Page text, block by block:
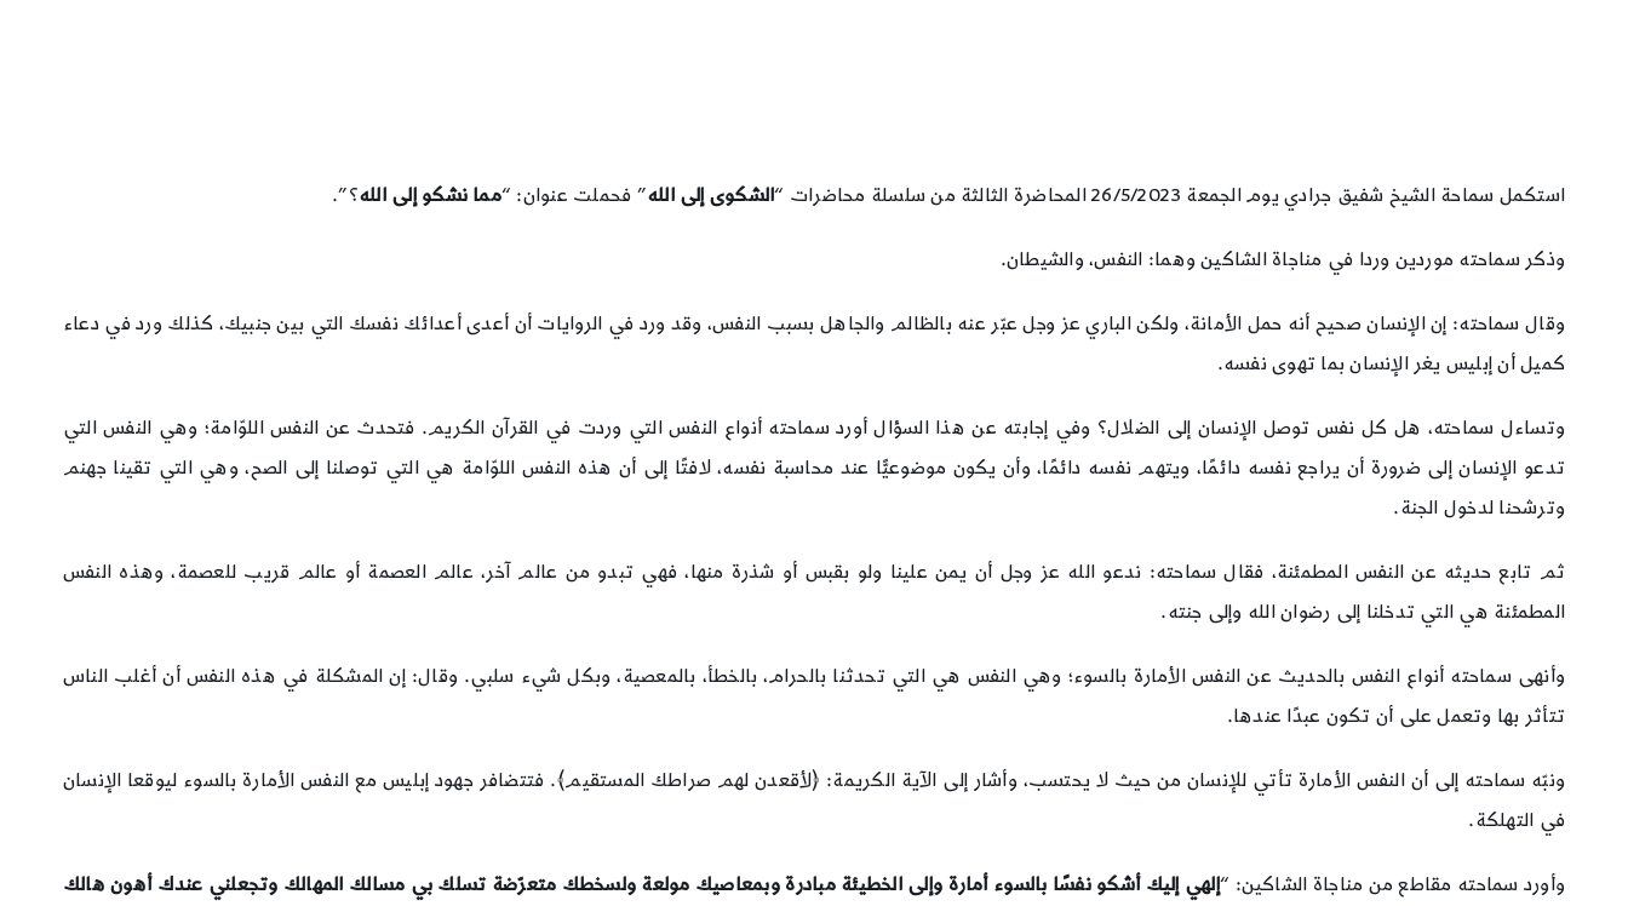
استكمل سماحة الشيخ شفيق جرادي يوم الجمعة 26/5/2023 المحاضرة الثالثة من سلسلة محاضرات “ الشكوى إلى الله” فحملت عنوان: “مما نشكو إلى الله؟”.
وذكر سماحته موردين وردا في مناجاة الشاكين وهما: النفس، والشيطان.
وقال سماحته: إن الإنسان صحيح أنه حمل الأمانة، ولكن الباري عز وجل عبّر عنه بالظالم والجاهل بسبب النفس، وقد ورد في الروايات أن أعدى أعدائك نفسك التي بين جنبيك، كذلك ورد في دعاء
كميل أن إبليس يغر الإنسان بما تهوى نفسه.
وتساءل سماحته، هل كل نفس توصل الإنسان إلى الضلال؟ وفي إجابته عن هذا السؤال أورد سماحته أنواع النفس التي وردت في القرآن الكريم. فتحدث عن النفس اللوّامة؛ وهي النفس التي
تدعو الإنسان إلى ضرورة أن يراجع نفسه دائمًا، ويتهم نفسه دائمًا، وأن يكون موضوعيًّا عند محاسبة نفسه، لافتًا إلى أن هذه النفس اللوّامة هي التي توصلنا إلى الصح، وهي التي تقينا جهنم
وترشحنا لدخول الجنة.
ثم تابع حديثه عن النفس المطمئنة، فقال سماحته: ندعو الله عز وجل أن يمن علينا ولو بقبس أو شذرة منها، فهي تبدو من عالم آخر، عالم العصمة أو عالم قريب للعصمة، وهذه النفس
المطمئنة هي التي تدخلنا إلى رضوان الله وإلى جنته.
وأنهى سماحته أنواع النفس بالحديث عن النفس الأمارة بالسوء؛ وهي النفس هي التي تحدثنا بالحرام، بالخطأ، بالمعصية، وبكل شيء سلبي. وقال: إن المشكلة في هذه النفس أن أغلب الناس
تتأثر بها وتعمل على أن تكون عبدًا عندها.
ونبّه سماحته إلى أن النفس الأمارة تأتي للإنسان من حيث لا يحتسب، وأشار إلى الآية الكريمة: ﴿لأقعدن لهم صراطك المستقيم﴾. فتتضافر جهود إبليس مع النفس الأمارة بالسوء ليوقعا الإنسان
في التهلكة.
وأورد سماحته مقاطع من مناجاة الشاكين: “إلهي إليك أشكو نفسًا بالسوء أمارة وإلى الخطيئة مبادرة وبمعاصيك مولعة ولسخطك متعرّضة تسلك بي مسالك المهالك وتجعلني عندك أهون هالك